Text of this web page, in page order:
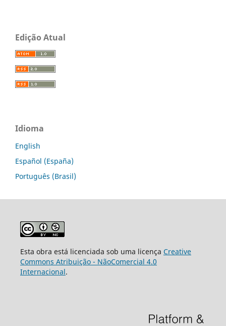
Edição Atual
Idioma
English
Español (España)
Português (Brasil)
Esta obra está licenciada sob uma licença Creative
Commons Atribuição - NãoComercial 4.0
Internacional.